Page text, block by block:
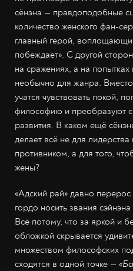
сёнэна — правдоподобные
количество женского фан-
главный герой,
побеждает». С другой
на сражениях, а на попытках
необычно для жанра.
учатся чувствовать покой,
философию и преобразуют
развития. В каком ещё
делает всё не для
противником, а для того,
жены?
«Адский рай» давно перерос
гордо носить звания
Всё потому, что за яркой и
обложкой скрывается
множеством философских
сходятся в одной точке —